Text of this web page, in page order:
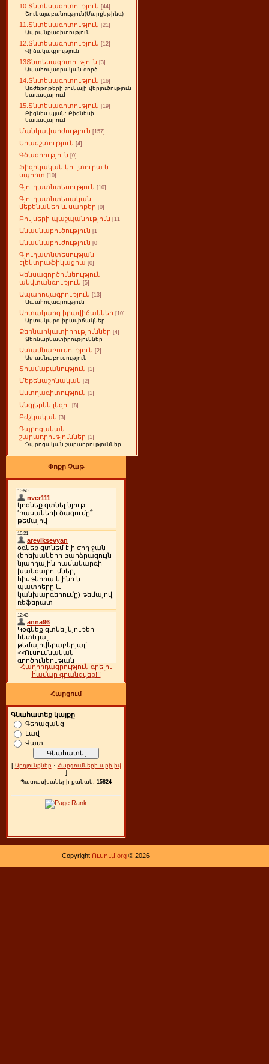
10.Տնտեսագիտություն [44]
Շուկայաբանություն(Մարքեթինգ)
11.Տնտեսագիտություն [21]
Ապրանքագիտություն
12.Տնտեսագիտություն [12]
Վիճակագրություն
13Տնտեսագիտություն [3]
Ապահովագրական գործ
14.Տնտեսագիտություն [16]
Առժեթղթերի շուկայի վերլուծություն
կառավարում
15.Տնտեսագիտություն [19]
Բիզնես պլան: Բիզնեսի
կառավարում
Մանկավարժություն [157]
Երաժշտություն [4]
Գծագրություն [0]
Ֆիզիկական կուլտուրա և
սպորտ [10]
Գյուղատնտեսություն [10]
Գյուղատնտեսական
մեքենաներ և սարքեր [0]
Բույսերի պաշպանություն [11]
Անասնաբուծություն [1]
Անասնաբուժություն [0]
Գյուղատնտեսության
էլեկտրաֆիկացիա [0]
Կենսագործունեություն
անվտանգություն [5]
Ապահովագրություն [13]
Ապահովագրություն
Արտակարգ իրավիճակներ [10]
Արտակարգ իրավիճակներ
Ձեռնարկատիրություններ [4]
Ձեռնարկատիրություններ
Ատամնաբուժություն [2]
Ատամնաբուժություն
Տրամաբանություն [1]
Մեքենաշինական [2]
Աստղագիտություն [1]
Անգլերեն լեզու [8]
Բժշկական [3]
Դպրոցական
շարադրություններ [1]
Դպրոցական շարադրություններ
Փոքր Չաթ
Հաղորդագրություն գրելու
համար գրանցվեք!!!
Հարցում
Գնահատեք կայքը
Գերազանց
Լավ
Վատ
[ Արդյունքներ · Հարցումների արխիվ
]
Պատասխաների քանակ: 15824
Copyright Ուսում.org © 2026